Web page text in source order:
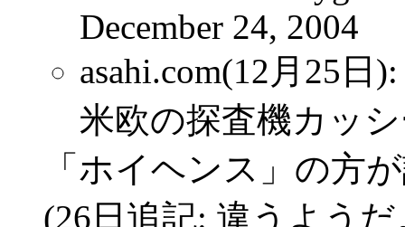
December 24, 2004
asahi.com(12月25
米欧の探査機カッ
「ホイヘンス」の方
(26日追記: 違うよう